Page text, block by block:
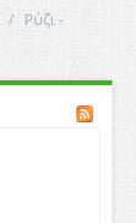
/ Ρύζι -